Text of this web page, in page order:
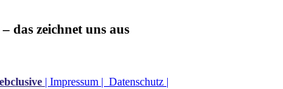
das zeichnet uns aus
| Impressum | Datenschutz |